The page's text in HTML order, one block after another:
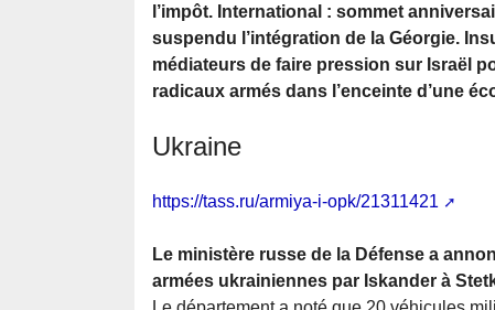
l’impôt. International : sommet
suspendu l’intégration de la Géorgie.
médiateurs de faire pression sur Israël
radicaux armés dans l’enceinte d’une
Ukraine
https://tass.ru/armiya-i-opk/21311421
Le ministère russe de la Défense a
armées ukrainiennes par Iskander à